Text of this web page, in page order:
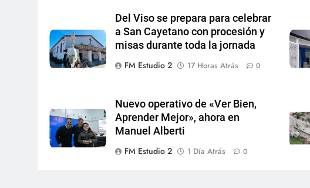
Del Viso se prepara para celebrar
a San Cayetano con procesión y
misas durante toda la jornada
FM Estudio 2
17 Horas Atrás 0
Nuevo operativo de «Ver Bien,
Aprender Mejor», ahora en
Manuel Alberti
FM Estudio 2
1 Día Atrás 0